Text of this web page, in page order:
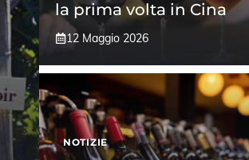
la prima volta in Cina
12 Maggio 2026
NOTIZIE